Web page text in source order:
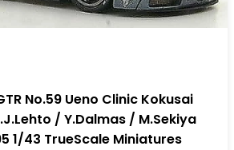
No.59 Ueno Clinic Kokusai
/ Y.Dalmas / M.Sekiya
1/43 TrueScale Miniatures